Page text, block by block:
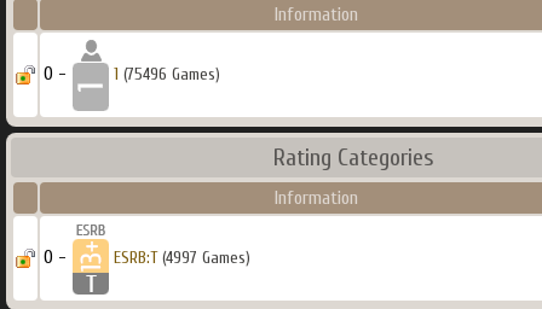
Information
0 - 1 (75496 Games)
Rating Categories
Information
0 - ESRB:T(4997 Games)